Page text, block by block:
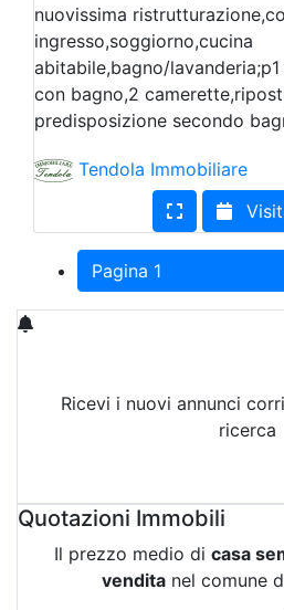
nuovissima
ingresso,soggiorno,cucina
abitabile,bagno/
con bagno,2
predisposizione secondo
Tendola Immobiliare
Pagina 1
Ricevi i nuovi annunci
ricerca
Quotazioni Immobili
Il prezzo medio di casa
vendita nel comune